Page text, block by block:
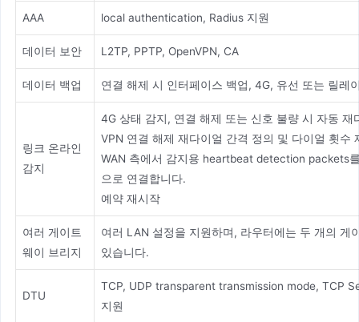
AAA local authentication, Radius 지원
데이터 보안 L2TP, PPTP, OpenVPN, CA
데이터 백업 연결 해제 시 인터페이스 백업, 4G, 유선 또는 릴레
링크 온라인
감지
4G 상태 감지, 연결 해제 또는 신호 불량 시 자동 재
VPN 연결 해제 재다이얼 간격 정의 및 다이얼 횟수
WAN 측에서 감지용 heartbeat detection packets
으로 연결합니다.
예약 재시작
여러 게이트
웨이 브리지
여러 LAN 설정을 지원하며, 라우터에는 두 개의 게
있습니다.
DTU
TCP, UDP transparent transmission mode, TCP
지원